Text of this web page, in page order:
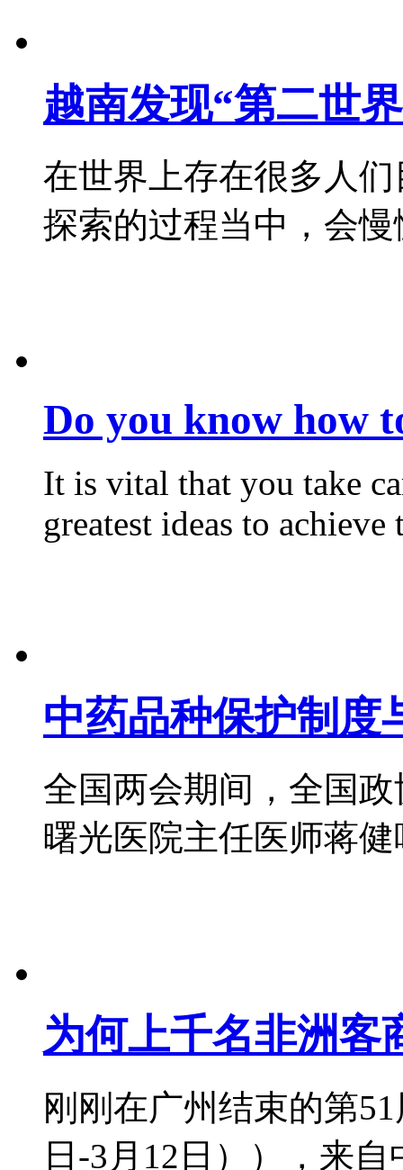
越南发现“第二世
在世界上存在很多人
探索的过程当中，会慢
Do you know how
It is vital that you take
greatest ideas to
中药品种保护制度
全国两会期间，全国
曙光医院主任医师蒋健
为何上千名非洲客
刚刚在广州结束的第
日-3月12日）），来